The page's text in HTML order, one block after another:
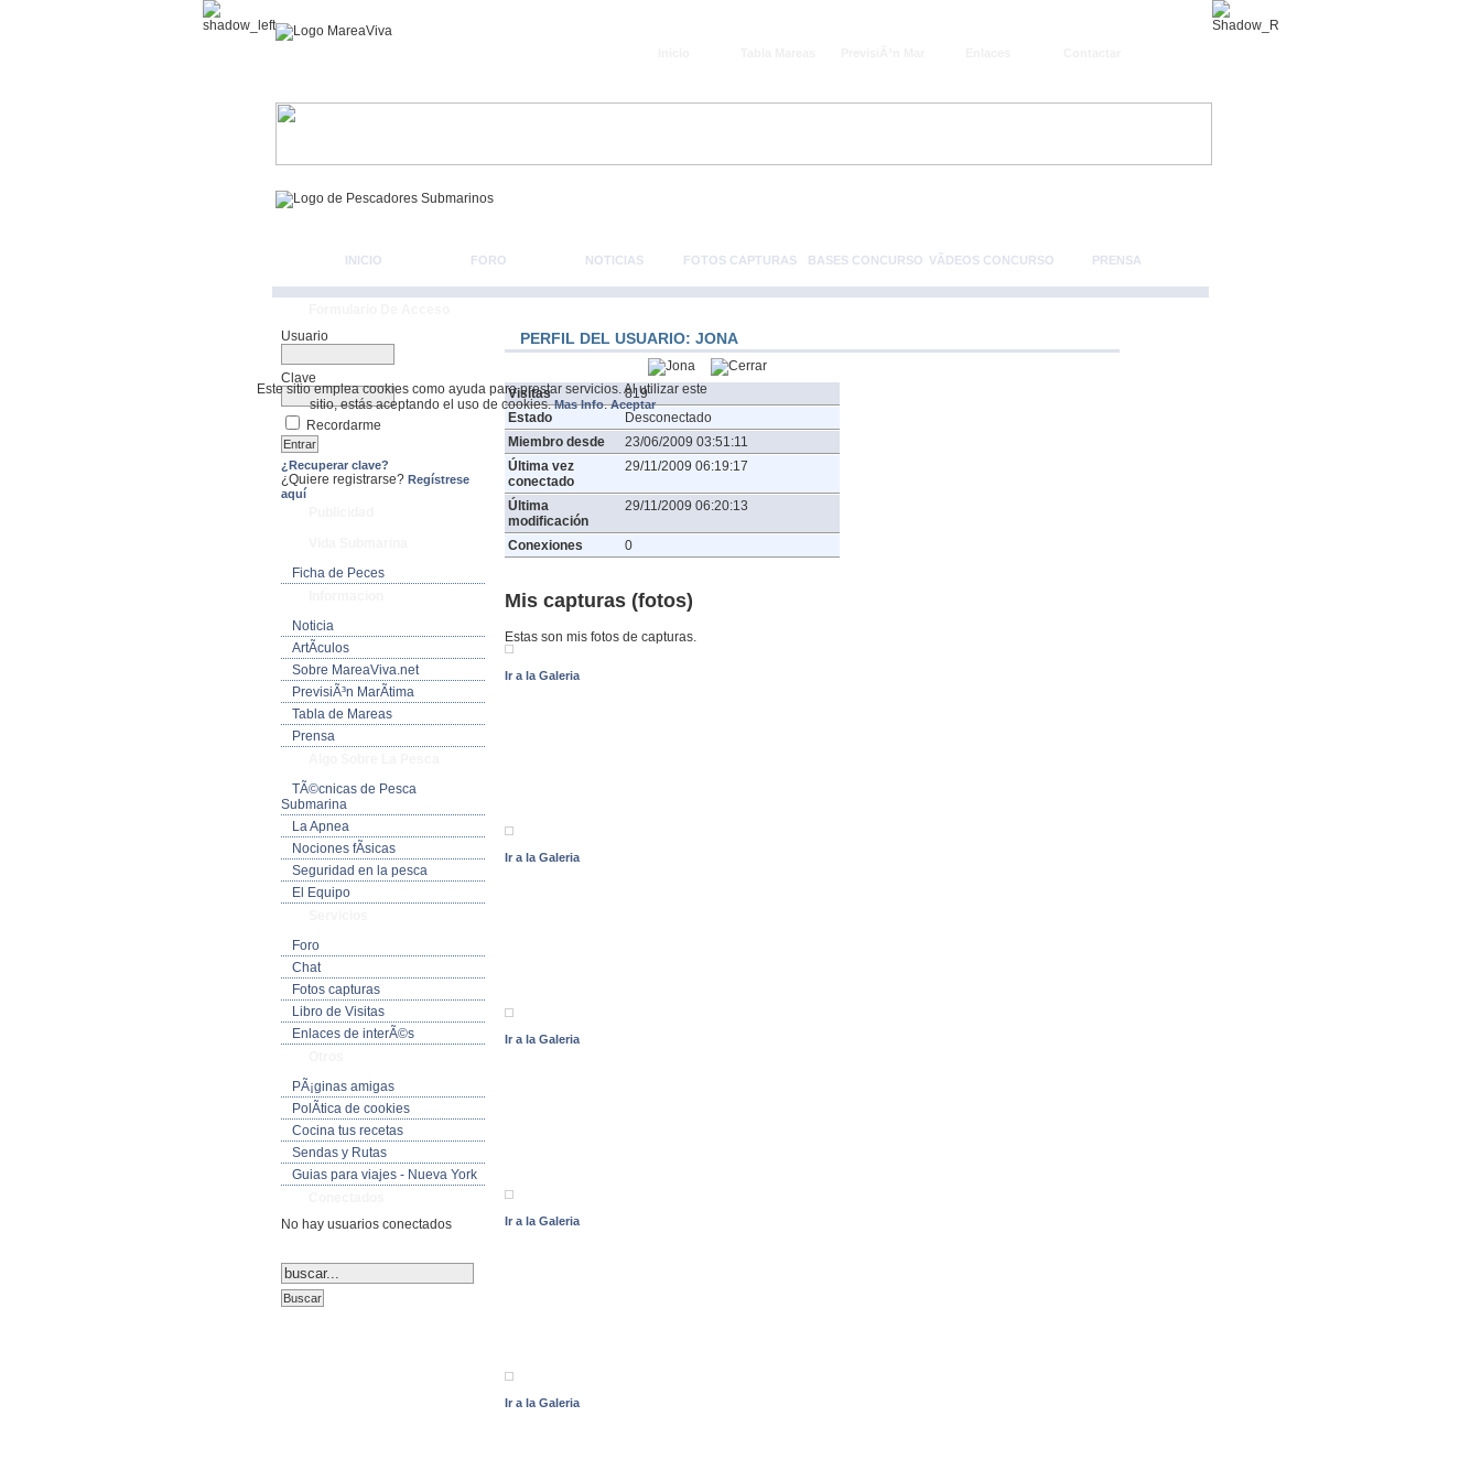
Este sitio emplea cookies como ayuda para prestar servicios. Al utilizar este
sitio, estás aceptando el uso de cookies.Mas Info.Aceptar
INICIO FORO NOTICIAS FOTOS CAPTURAS BASES CONCURSO VÃ­DEOS CONCURSO PRENSA
Usuario
Clave
Recordarme
¿Recuperar clave?
¿Quiere registrarse? Regístrese
aquí
Ficha de Peces
Noticia
ArtÃ­culos
Sobre MareaViva.net
PrevisiÃ³n MarÃ­tima
Tabla de Mareas
Prensa
TÃ©cnicas de Pesca
Submarina
La Apnea
Nociones fÃ­sicas
Seguridad en la pesca
El Equipo
Foro
Chat
Fotos capturas
Libro de Visitas
Enlaces de interÃ©s
PÃ¡ginas amigas
PolÃ­tica de cookies
Cocina tus recetas
Sendas y Rutas
Guias para viajes - Nueva York
No hay usuarios conectados
PERFIL DEL USUARIO: JONA
Visitas
819
Estado
Desconectado
Miembro desde
23/06/2009 03:51:11
Última vez
conectado
29/11/2009 06:19:17
Última
modificación
29/11/2009 06:20:13
Conexiones 0
Mis capturas (fotos)
Estas son mis fotos de capturas.
Ir a la Galeria
Ir a la Galeria
Ir a la Galeria
Ir a la Galeria
Ir a la Galeria